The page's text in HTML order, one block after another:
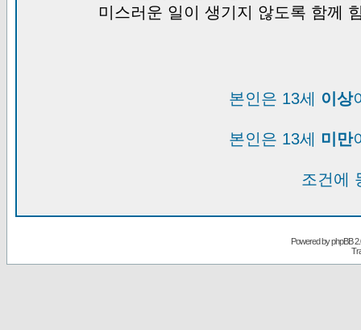
미스러운 일이 생기지 않도록 함께
본인은 13세 이상
본인은 13세 미만
조건에
Powered byphpBB